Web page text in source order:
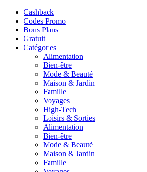
Cashback
Codes Promo
Bons Plans
Gratuit
Catégories
Alimentation
Bien-être
Mode & Beauté
Maison & Jardin
Famille
Voyages
High-Tech
Loisirs & Sorties
Alimentation
Bien-être
Mode & Beauté
Maison & Jardin
Famille